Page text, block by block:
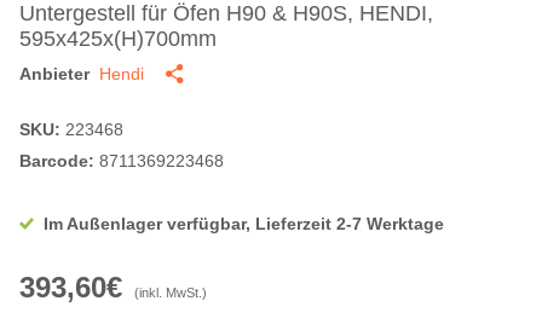
Untergestell für Öfen H90 & H90S, HENDI,
595x425x(H)700mm
Anbieter Hendi
SKU: 223468
Barcode: 8711369223468
Im Außenlager verfügbar, Lieferzeit 2-7 Werktage
393,60€ (inkl. MwSt.)